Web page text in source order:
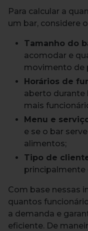
Para calcular a
um bar, considere
Tamanho do
acomodar e
movimento de
Horários de
aberto durante
mais
Menu e
e se o bar
alimentos;
Tipo de
principalmente
Com base nessas
quantos
a demanda e
eficiente. De